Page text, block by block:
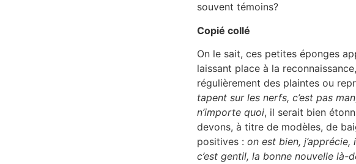
souvent témoins?
Copié collé
On le sait, ces petites éponges
laissant place à la
régulièrement des plaintes ou
tapent sur les nerfs, c’est pas
n’importe quoi, il serait bien
devons, à titre de modèles, de
positives : on est bien,
c’est gentil, la bonne nouvelle là-